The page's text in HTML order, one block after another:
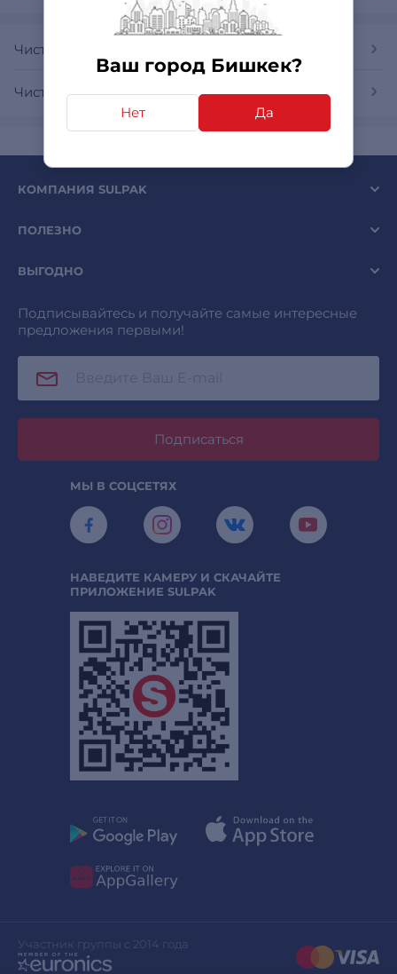
Ваш город Бишкек?
Нет Да
Чистящие средства для оргтехники
Чистящие средства для оргтехники Top House
КОМПАНИЯ SULPAK
ПОЛЕЗНО
ВЫГОДНО
Подписывайтесь и получайте самые интересные
предложения первыми!
Подписаться
МЫ В СОЦСЕТЯХ
НАВЕДИТЕ КАМЕРУ И СКАЧАЙТЕ
ПРИЛОЖЕНИЕ SULPAK
Участник группы с 2014 года